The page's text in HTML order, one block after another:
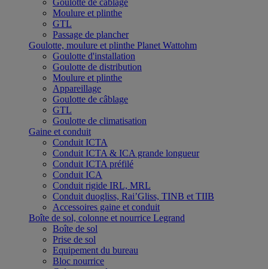
Goulotte de câblage
Moulure et plinthe
GTL
Passage de plancher
Goulotte, moulure et plinthe Planet Wattohm
Goulotte d'installation
Goulotte de distribution
Moulure et plinthe
Appareillage
Goulotte de câblage
GTL
Goulotte de climatisation
Gaine et conduit
Conduit ICTA
Conduit ICTA & ICA grande longueur
Conduit ICTA préfilé
Conduit ICA
Conduit rigide IRL, MRL
Conduit duogliss, Rai’Gliss, TINB et TIIB
Accessoires gaine et conduit
Boîte de sol, colonne et nourrice Legrand
Boîte de sol
Prise de sol
Equipement du bureau
Bloc nourrice